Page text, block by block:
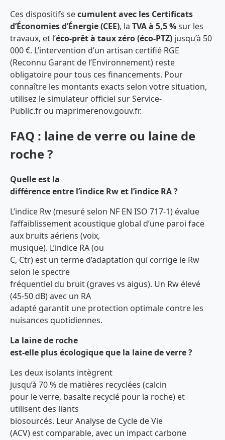
Ces dispositifs secumulent avec les Certificats
d’Économies d’Énergie (CEE), la TVA à 5,5 %sur les
travaux, et l’éco-prêt à taux zéro (éco-PTZ) jusqu’à 50
000 €. L’intervention d’un artisan certifié RGE
(Reconnu Garant de l’Environnement) reste
obligatoire pour tous ces financements. Pour
connaître les montants exacts selon votre situation,
utilisez le simulateur officiel sur Service-
Public.fr ou maprimerenov.gouv.fr.
FAQ : laine de verre ou laine de
roche ?
Quelle est la
différence entre l’indice Rw et l’indice RA ?
L’indice Rw (mesuré selon NF EN ISO 717-1) évalue
l’affaiblissement acoustique global d’une paroi face
aux bruits aériens (voix,
musique). L’indice RA (ou
C, Ctr) est un terme d’adaptation qui corrige le Rw
selon le spectre
fréquentiel du bruit (graves vs aigus). Un Rw élevé
(45-50 dB) avec un RA
adapté garantit une protection optimale contre les
nuisances quotidiennes.
La laine de roche
est-elle plus écologique que la laine de verre ?
Les deux isolants intègrent
jusqu’à 70 % de matières recyclées (calcin
pour le verre, basalte recyclé pour la roche) et
utilisent des liants
biosourcés. Leur Analyse de Cycle de Vie
(ACV) est comparable, avec un impact carbone